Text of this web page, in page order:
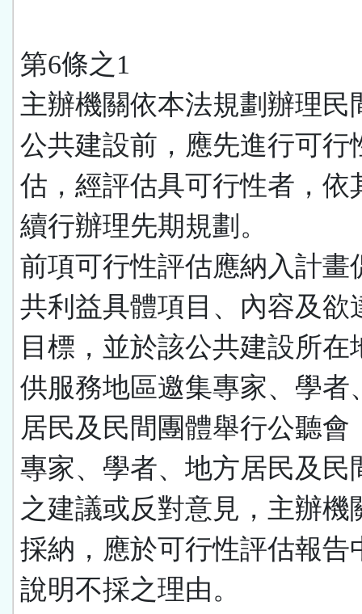
第6條之1
主辦機關依本法規劃辦理民
公共建設前，應先進行可行
估，經評估具可行性者，依
續行辦理先期規劃。
前項可行性評估應納入計畫
共利益具體項目、內容及欲
目標，並於該公共建設所在
供服務地區邀集專家、學者
居民及民間團體舉行公聽會
專家、學者、地方居民及民
之建議或反對意見，主辦機
採納，應於可行性評估報告
說明不採之理由。